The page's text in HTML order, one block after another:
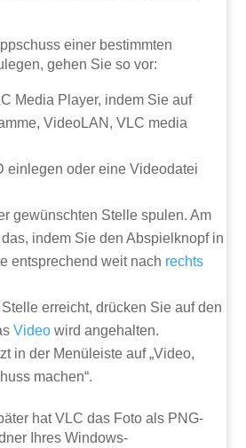
einer bestimmten
gehen Sie so vor:
Media Player, indem Sie auf
VideoLAN, VLC media
einlegen oder eine Videodatei
gewünschten Stelle spulen. Am
indem Sie den Abspielknopf in
entsprechend weit nach rechts
erreicht, drücken Sie auf den
Video wird angehalten.
in der Menüleiste auf „Video,
machen“.
hat VLC das Foto als PNG-
Ihres Windows-